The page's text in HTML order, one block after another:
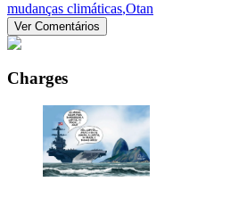
mudanças climáticas,Otan
Ver Comentários
Charges